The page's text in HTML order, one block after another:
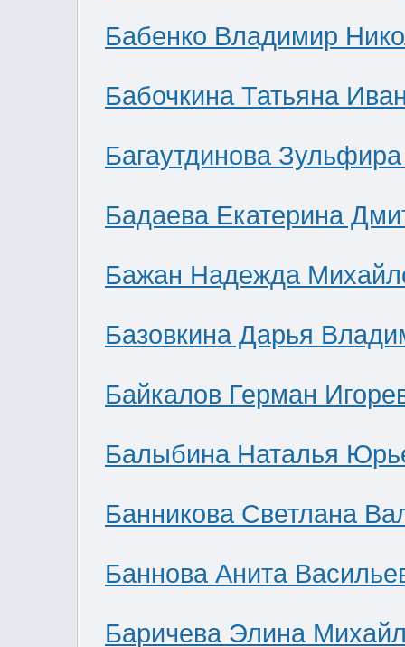
Бабенко Владимир
Бабочкина Татьяна
Багаутдинова
Бадаева Екатерина
Бажан Надежда
Базовкина Дарья
Байкалов Герман
Балыбина Наталья
Банникова Светлана
Баннова Анита
Баричева Элина